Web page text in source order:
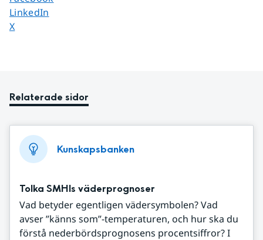
Dela sidan på
LinkedIn
Dela sidan på
X
Relaterade sidor
Kunskapsbanken
Tolka SMHIs väderprognoser
Vad betyder egentligen vädersymbolen? Vad
avser ”känns som”-temperaturen, och hur ska du
förstå nederbördsprognosens procentsiffror? I